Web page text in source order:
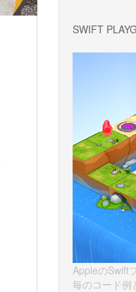
SWIFT
AppleのSwift
毎のコード例